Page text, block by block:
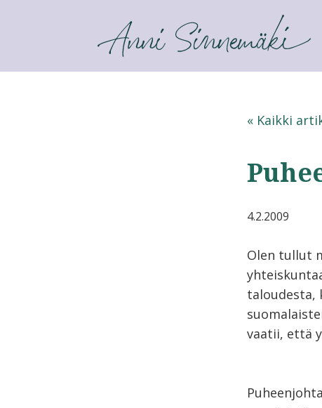
ANNI SINNEMÄKI
« Kaikki
4.2.2009
Olen tullut
taloudesta,
vaatii, että